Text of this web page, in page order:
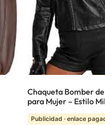
Chaqueta Bomber
para Mujer – Estilo
Publicidad · enlace